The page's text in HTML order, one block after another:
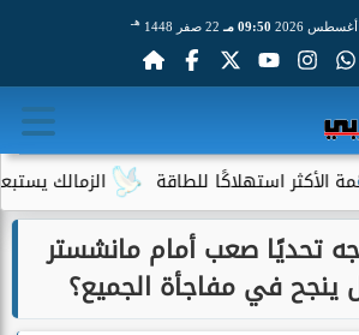
09:50 مـ 22 صفر 1448 هـ
الزمالك يستبعد 4 لاعبين شباب من حساباته في الموسم الجديد استهلاكًا للطاقة
تحديًا صعب أمام مانشستر
في مفاجأة الجميع؟